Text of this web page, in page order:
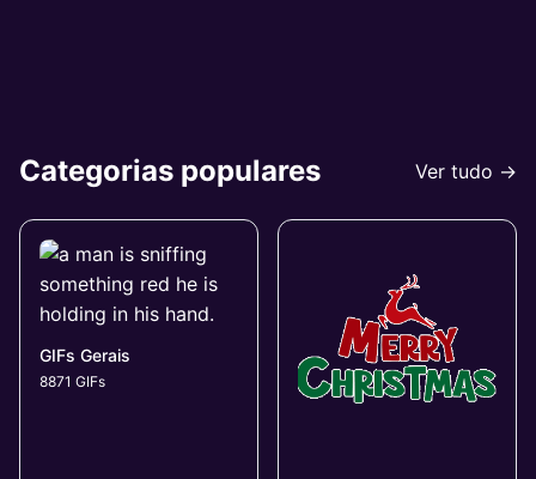
Categorias populares Ver tudo →
GIFs Gerais
8871 GIFs